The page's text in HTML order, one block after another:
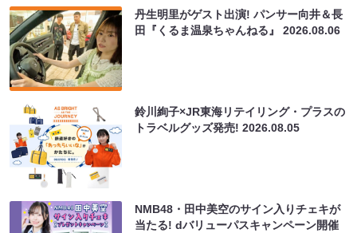
丹生明里がゲスト出演! パンサー向井＆長
田『くるま温泉ちゃんねる』2026.08.06
鈴川絢子×JR東海リテイリング・プラスの
トラベルグッズ発売!2026.08.05
NMB48・田中美空のサイン入りチェキが
当たる! dバリューパスキャンペーン開催